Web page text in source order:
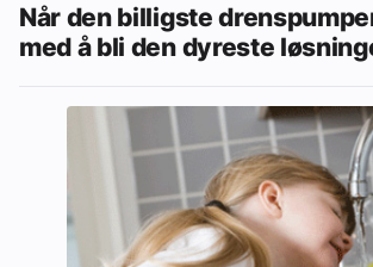
Når den billigste
med å bli den dyreste